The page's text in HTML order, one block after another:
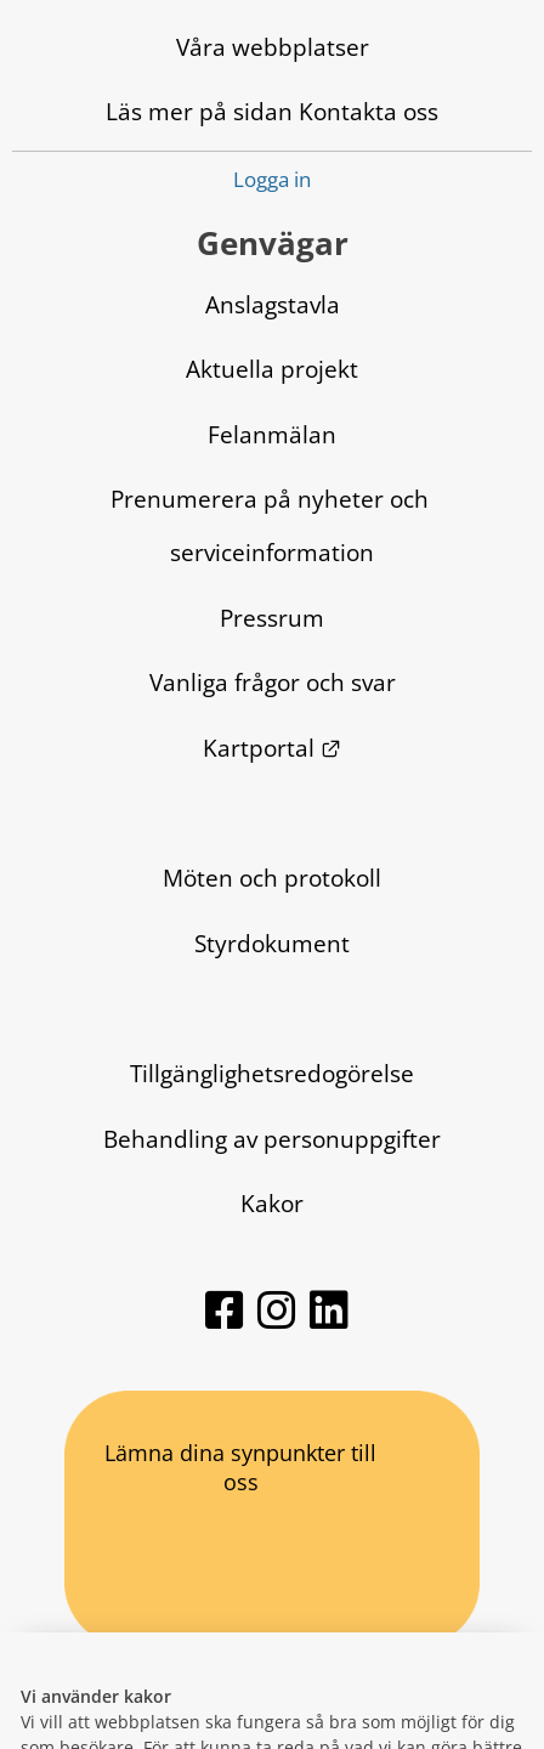
Vi använder kakor
Vi vill att webbplatsen ska fungera så bra som möjligt för dig
Våra webbplatser
Läs mer på sidan Kontakta oss
Logga in
Genvägar
Anslagstavla
Aktuella projekt
Felanmälan
Prenumerera på nyheter och
serviceinformation
Pressrum
Vanliga frågor och svar
Kartportal
Länk till annan
Möten och protokoll
Styrdokument
Tillgänglighetsredogörelse
Behandling av personuppgifter
Kakor
Lämna dina synpunkter till
oss